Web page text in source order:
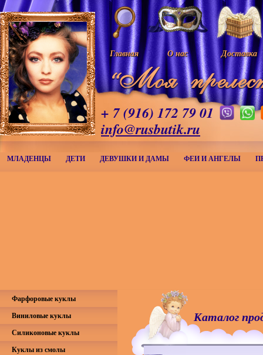
Главная О нас Доставка
+ 7 (916) 172 79 01
info@rusbutik.ru
МЛАДЕНЦЫ ДЕТИ ДЕВУШКИ И ДАМЫ ФЕИ И АНГЕЛЫ
Каталог
Фарфоровые куклы
Виниловые куклы
Силиконовые куклы
Куклы из смолы